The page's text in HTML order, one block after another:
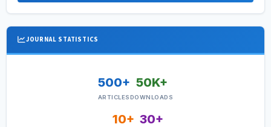
JOURNAL STATISTICS
500+
ARTICLES
50K+
DOWNLOADS
10+ 30+